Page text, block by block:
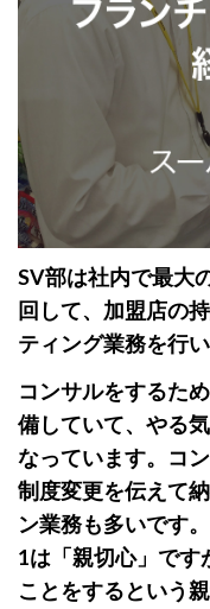
SV部は社内で最大
回して、加盟店の
ティング業務を行い
コンサルをするた
備していて、やる
なっています。コ
制度変更を伝えて
ン業務も多いです
1は「親切心」です
ことをするという